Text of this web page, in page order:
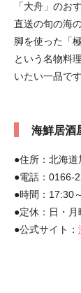
「大舟」のお
直送の旬の海
脚を使った「
という名物料
いたい一品です
海鮮居酒
●住所：北海
●電話：0166-
●時間：17:30
●定休：日・月
●公式サイト：